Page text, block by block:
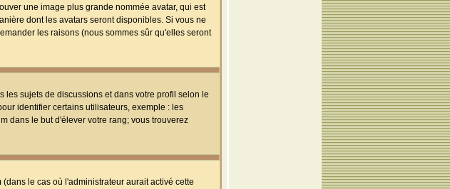
une image plus grande nommée avatar, qui est
dont les avatars seront disponibles. Si vous ne
les raisons (nous sommes sûr qu'elles seront
les sujets de discussions et dans votre profil selon le
identifier certains utilisateurs, exemple : les
dans le but d'élever votre rang; vous trouverez
le cas où l'administrateur aurait activé cette